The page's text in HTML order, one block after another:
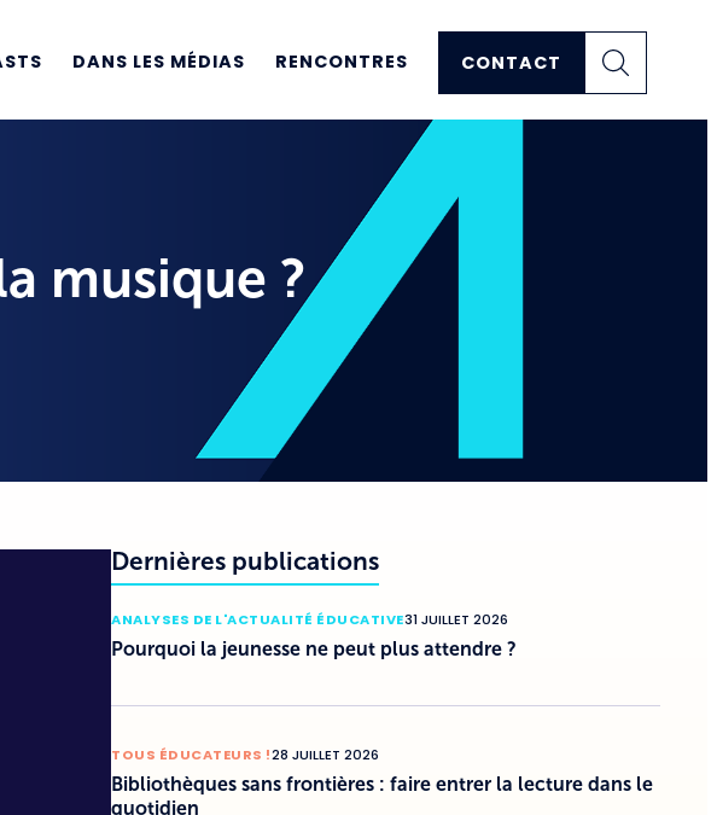
DANS LES MÉDIAS RENCONTRES CONTACT
musique ?
Dernières publications
ANALYSES DE L'ACTUALITÉ ÉDUCATIVE31 JUILLET 2026
Pourquoi la jeunesse ne peut plus attendre ?
TOUS ÉDUCATEURS !28 JUILLET 2026
Bibliothèques sans frontières : faire entrer la lecture dans le
quotidien